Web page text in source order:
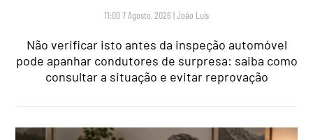
11:00 7 Agosto, 2026 |João Luís
Não verificar isto antes da inspeção automóvel
pode apanhar condutores de surpresa: saiba como
consultar a situação e evitar reprovação